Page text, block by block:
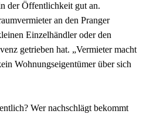
der Öffentlichkeit gut an.
an den Pranger
Einzelhändler oder den
getrieben hat. „Vermieter macht
Wohnungseigentümer über sich
Wer nachschlägt bekommt